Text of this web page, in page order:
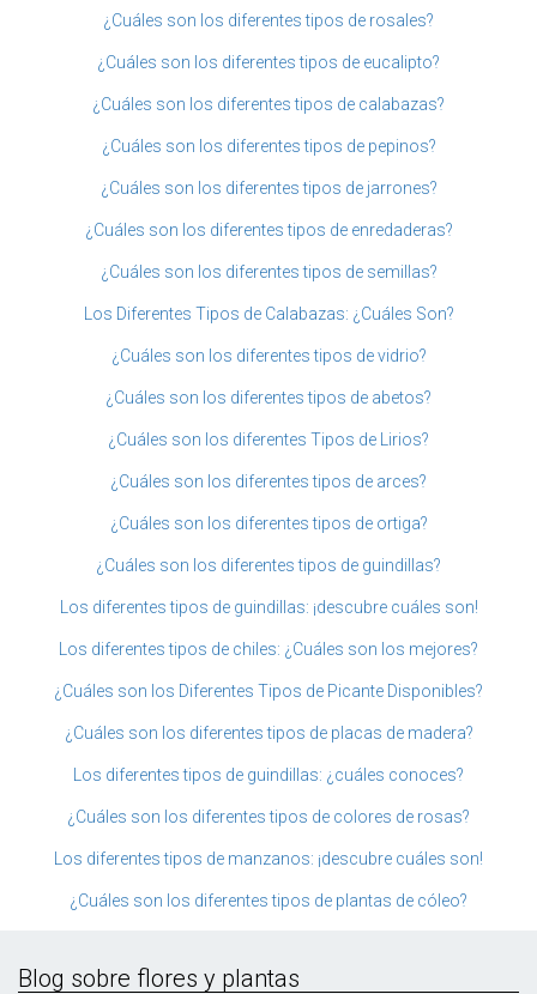
¿Cuáles son los diferentes tipos de rosales?
¿Cuáles son los diferentes tipos de eucalipto?
¿Cuáles son los diferentes tipos de calabazas?
¿Cuáles son los diferentes tipos de pepinos?
¿Cuáles son los diferentes tipos de jarrones?
¿Cuáles son los diferentes tipos de enredaderas?
¿Cuáles son los diferentes tipos de semillas?
Los Diferentes Tipos de Calabazas: ¿Cuáles Son?
¿Cuáles son los diferentes tipos de vidrio?
¿Cuáles son los diferentes tipos de abetos?
¿Cuáles son los diferentes Tipos de Lirios?
¿Cuáles son los diferentes tipos de arces?
¿Cuáles son los diferentes tipos de ortiga?
¿Cuáles son los diferentes tipos de guindillas?
Los diferentes tipos de guindillas: ¡descubre cuáles son!
Los diferentes tipos de chiles: ¿Cuáles son los mejores?
¿Cuáles son los Diferentes Tipos de Picante Disponibles?
¿Cuáles son los diferentes tipos de placas de madera?
Los diferentes tipos de guindillas: ¿cuáles conoces?
¿Cuáles son los diferentes tipos de colores de rosas?
Los diferentes tipos de manzanos: ¡descubre cuáles son!
¿Cuáles son los diferentes tipos de plantas de cóleo?
Blog sobre flores y plantas